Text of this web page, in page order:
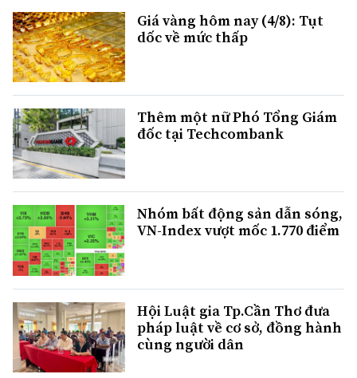
Giá vàng hôm nay (4/8): Tụt
dốc về mức thấp
Thêm một nữ Phó Tổng Giám
đốc tại Techcombank
Nhóm bất động sản dẫn sóng,
VN-Index vượt mốc 1.770 điểm
Hội Luật gia Tp.Cần Thơ đưa
pháp luật về cơ sở, đồng hành
cùng người dân